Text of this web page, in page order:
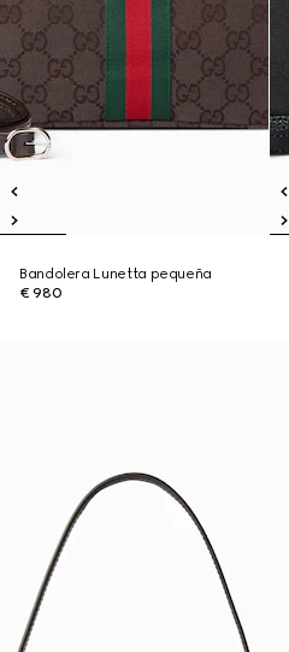
Bandolera Lunetta pequeña
€ 980